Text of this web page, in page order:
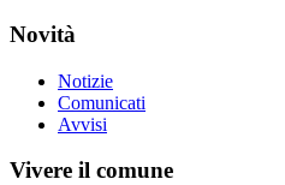
Novità
Notizie
Comunicati
Avvisi
Vivere il comune